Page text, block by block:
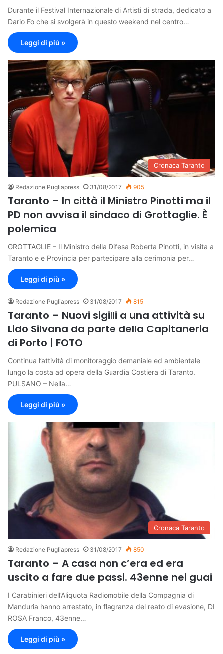
Durante il Festival Internazionale di Artisti di strada, dedicato a
Dario Fo che si svolgerà in questo weekend nel centro…
Leggi di più »
Cronaca Taranto
Redazione Pugliapress 31/08/2017 905
Taranto – In città il Ministro Pinotti ma il
PD non avvisa il sindaco di Grottaglie. È
polemica
GROTTAGLIE – Il Ministro della Difesa Roberta Pinotti, in visita a
Taranto e e Provincia per partecipare alla cerimonia per…
Leggi di più »
Redazione Pugliapress 31/08/2017 815
Taranto – Nuovi sigilli a una attività su
Lido Silvana da parte della Capitaneria
di Porto | FOTO
Continua l’attività di monitoraggio demaniale ed ambientale
lungo la costa ad opera della Guardia Costiera di Taranto.
PULSANO – Nella…
Leggi di più »
Cronaca Taranto
Redazione Pugliapress 31/08/2017 850
Taranto – A casa non c’era ed era
uscito a fare due passi. 43enne nei guai
I Carabinieri dell’Aliquota Radiomobile della Compagnia di
Manduria hanno arrestato, in flagranza del reato di evasione, DI
ROSA Franco, 43enne…
Leggi di più »